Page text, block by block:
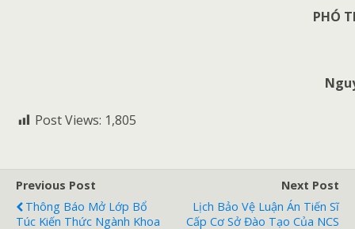
PHÓ
Post Views: 1,805
Previous Post
Thông Báo Mở Lớp Bổ
Túc Kiến Thức Ngành Khoa
Next Post
Lịch Bảo Vệ Luận Án Tiến Sĩ
Cấp Cơ Sở Đào Tạo Của NCS